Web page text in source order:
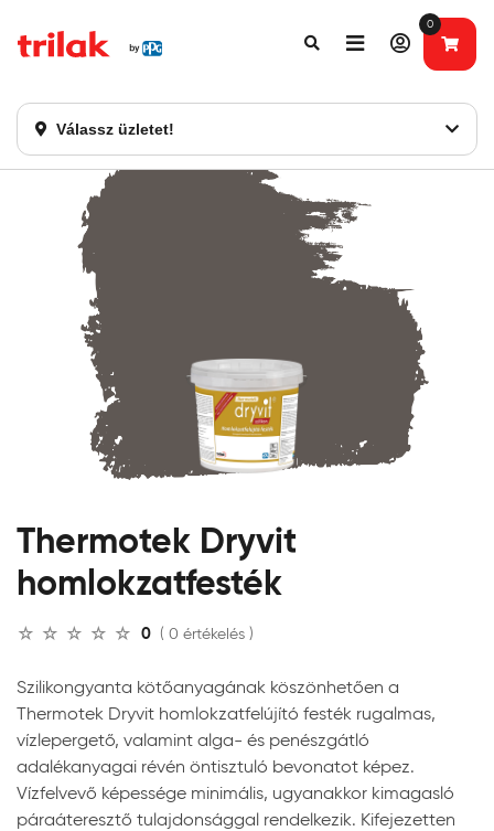
Válassz üzletet!
0
Fontos tájékoztatás!
Thermotek Dryvit
homlokzatfesték
0 ( 0 értékelés )
Szilikongyanta kötőanyagának köszönhetően a
Thermotek Dryvit homlokzatfelújító festék rugalmas,
vízlepergető, valamint alga- és penészgátló
adalékanyagai révén öntisztuló bevonatot képez.
Vízfelvevő képessége minimális, ugyanakkor kimagasló
páraáteresztő tulajdonsággal rendelkezik. Kifejezetten